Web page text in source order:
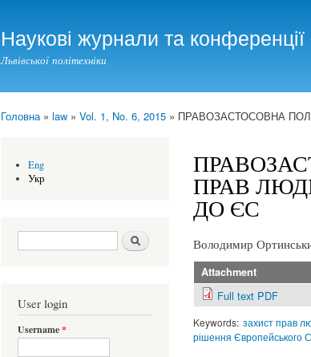
Наукові журнали та конференції
Львівської політехніки
Головна» law » Vol. 1, No. 6, 2015 » ПРАВОЗАСТОСОВНА
Eng
Укр
Search form Шукати
User login
Username*
ПРАВ
ДО ЄС
Володимир
Attachment
Full text PDF
Keywords: захист прав
рішення Європейського